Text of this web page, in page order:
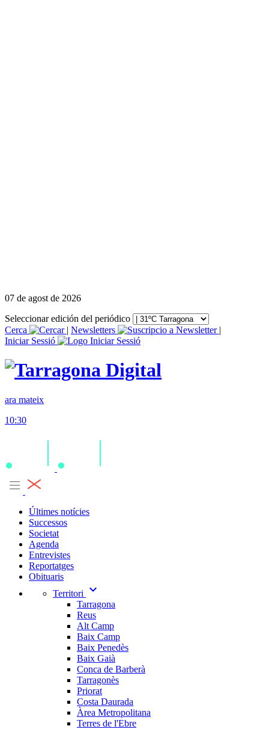
07 de agost de 2026
Seleccionar edición del periódico
Cerca
| Newsletters
|
Iniciar Sessió
ara mateix
10:30
Últimes notícies
Successos
Societat
Agenda
Entrevistes
Reportatges
Obituaris
Territori
expand_more
Tarragona
Reus
Alt Camp
Baix Camp
Baix Penedès
Baix Gaià
Conca de Barberà
Tarragonès
Priorat
Costa Daurada
Àrea Metropolitana
Terres de l'Ebre